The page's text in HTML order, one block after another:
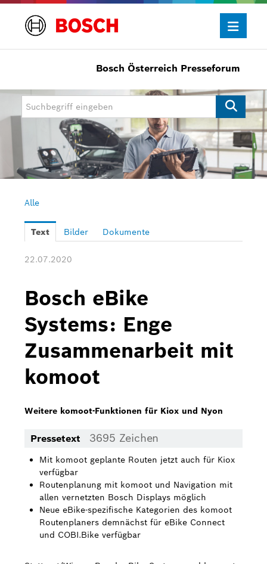
Presseinformationen
Allgemein/Wirtschaft
Bosch Innovationspreis
eBike Systems
Mobility
Power Tools
Buderus
Pressemappen
Hausgeräte
Downloads
Pressemappen
Videos
Über uns
Bosch in Österreich
Karriere bei Bosch in Österreich
Bosch Österreich Presseforum
Alle
Text Bilder Dokumente
22.07.2020
Bosch eBike
Systems: Enge
Zusammenarbeit mit
komoot
Weitere komoot-Funktionen für Kiox und Nyon
Pressetext 3695 Zeichen
Mit komoot geplante Routen jetzt auch für Kiox
verfügbar
Routenplanung mit komoot und Navigation mit
allen vernetzten Bosch Displays möglich
Neue eBike-spezifische Kategorien des komoot
Routenplaners demnächst für eBike Connect
und COBI.Bike verfügbar